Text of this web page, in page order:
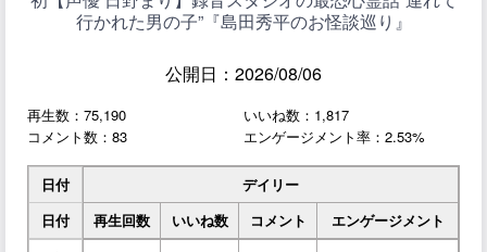
行かれた男の子”『島田秀平のお怪談巡り』
公開日：2026/08/06
再生数：75,190
いいね数：1,817
コメント数：83
エンゲージメント率：2.53%
日付
デイリー
日付
再生回数 いいね数 コメント
エンゲージメント